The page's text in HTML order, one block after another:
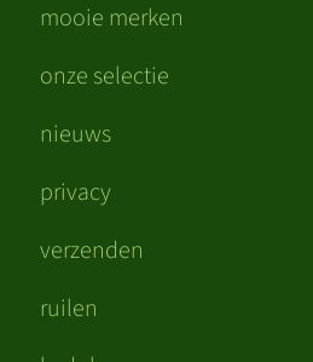
mooie merken
onze selectie
nieuws
privacy
verzenden
ruilen